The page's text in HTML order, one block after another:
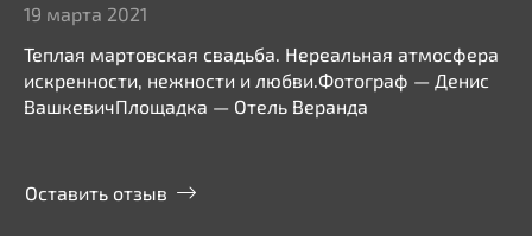
19 марта 2021
Теплая мартовская свадьба. Нереальная атмосфера
искренности, нежности и любви.Фотограф — Денис
ВашкевичПлощадка — Отель Веранда
Оставить отзыв